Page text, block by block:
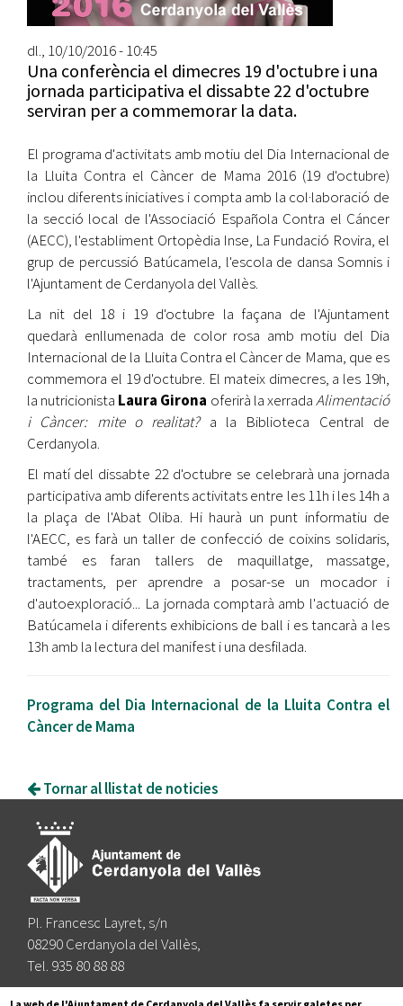
dl., 10/10/2016 - 10:45
Una conferència el dimecres 19 d'octubre i una
jornada participativa el dissabte 22 d'octubre
serviran per a commemorar la data.
El programa d'activitats amb motiu del Dia Internacional de
la Lluita Contra el Càncer de Mama 2016 (19 d'octubre)
inclou diferents iniciatives i compta amb la col·laboració de
la secció local de l'Associació Española Contra el Cáncer
(AECC), l'establiment Ortopèdia Inse, La Fundació Rovira, el
grup de percussió Batúcamela, l'escola de dansa Somnis i
l'Ajuntament de Cerdanyola del Vallès.
La nit del 18 i 19 d'octubre la façana de l'Ajuntament
quedarà enllumenada de color rosa amb motiu del Dia
Internacional de la Lluita Contra el Càncer de Mama, que es
commemora el 19 d'octubre. El mateix dimecres, a les 19h,
la nutricionista Laura Girona oferirà la xerradaAlimentació
i Càncer: mite o realitat?a la Biblioteca Central de
Cerdanyola.
El matí del dissabte 22 d'octubre se celebrarà una jornada
participativa amb diferents activitats entre les 11h i les 14h a
la plaça de l'Abat Oliba. Hi haurà un punt informatiu de
l'AECC, es farà un taller de confecció de coixins solidaris,
també es faran tallers de maquillatge, massatge,
tractaments, per aprendre a posar-se un mocador i
d'autoexploració... La jornada comptarà amb l'actuació de
Batúcamela i diferents exhibicions de ball i es tancarà a les
13h amb la lectura del manifest i una desfilada.
Programa del Dia Internacional de la Lluita Contra el
Càncer de Mama
Tornar al llistat de noticies
Pl. Francesc Layret, s/n
08290 Cerdanyola del Vallès,
Tel. 935 80 88 88
Segueix-nos a: